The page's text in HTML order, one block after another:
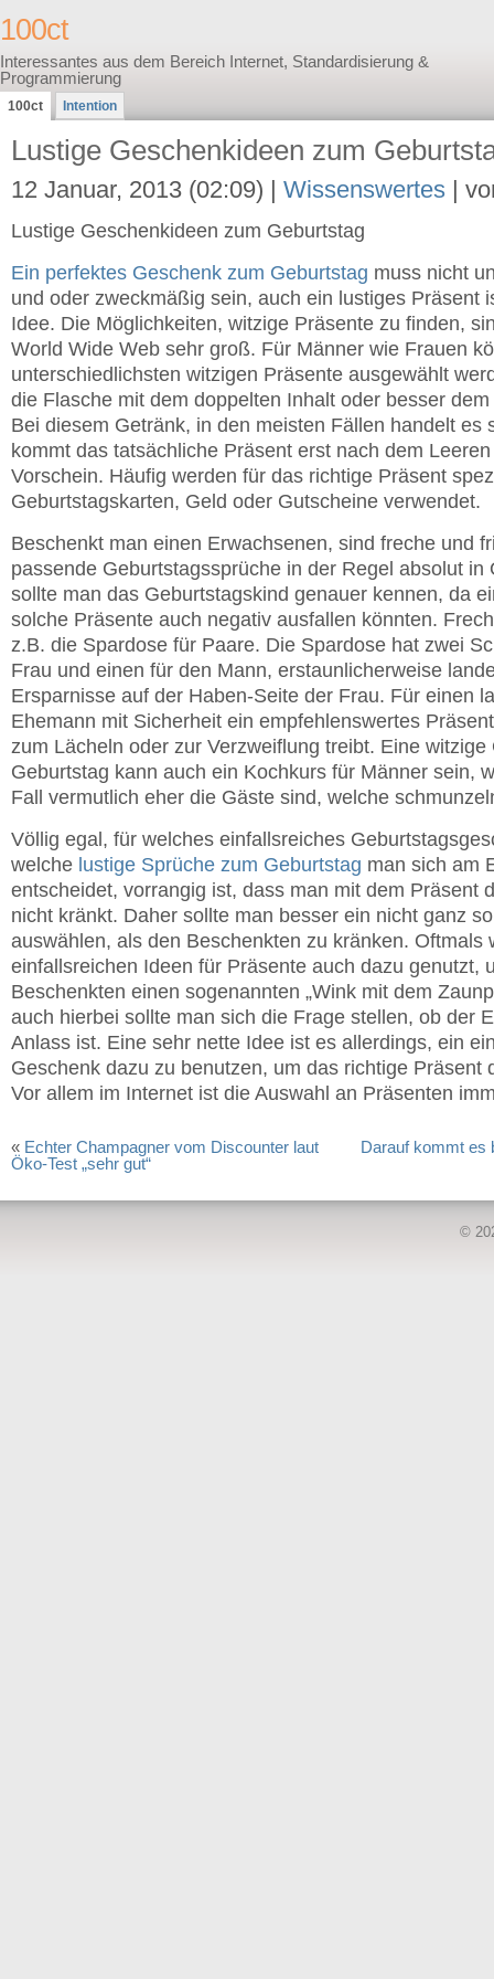
100ct
Interessantes aus dem Bereich Internet, Standardisierung &
Programmierung
100ct Intention
Lustige Geschenkideen zum
12 Januar, 2013 (02:09) | Wissenswertes |
Lustige Geschenkideen zum Geburtstag
Ein perfektes Geschenk zum Geburtstag muss nicht
und oder zweckmäßig sein, auch ein lustiges Präsent
Idee. Die Möglichkeiten, witzige Präsente zu finden,
World Wide Web sehr groß. Für Männer wie Frauen
unterschiedlichsten witzigen Präsente ausgewählt
die Flasche mit dem doppelten Inhalt oder besser
Bei diesem Getränk, in den meisten Fällen handelt es
kommt das tatsächliche Präsent erst nach dem
Vorschein. Häufig werden für das richtige Präsent
Geburtstagskarten, Geld oder Gutscheine verwendet.
Beschenkt man einen Erwachsenen, sind freche und
passende Geburtstagssprüche in der Regel absolut in
sollte man das Geburtstagskind genauer kennen, da
solche Präsente auch negativ ausfallen könnten.
z.B. die Spardose für Paare. Die Spardose hat zwei
Frau und einen für den Mann, erstaunlicherweise
Ersparnisse auf der Haben-Seite der Frau. Für einen
Ehemann mit Sicherheit ein empfehlenswertes
zum Lächeln oder zur Verzweiflung treibt. Eine
Geburtstag kann auch ein Kochkurs für Männer sein,
Fall vermutlich eher die Gäste sind, welche
Völlig egal, für welches einfallsreiches
welche lustige Sprüche zum Geburtstag man sich am
entscheidet, vorrangig ist, dass man mit dem Präsent
nicht kränkt. Daher sollte man besser ein nicht ganz
auswählen, als den Beschenkten zu kränken. Oftmals
einfallsreichen Ideen für Präsente auch dazu genutzt,
Beschenkten einen sogenannten „Wink mit dem
auch hierbei sollte man sich die Frage stellen, ob der
Anlass ist. Eine sehr nette Idee ist es allerdings, ein
Geschenk dazu zu benutzen, um das richtige Präsent
Vor allem im Internet ist die Auswahl an Präsenten
« Echter Champagner vom Discounter laut
Öko-Test „sehr gut“
Darauf kommt es
©